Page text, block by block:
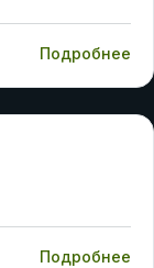
Подробнее
Подробнее